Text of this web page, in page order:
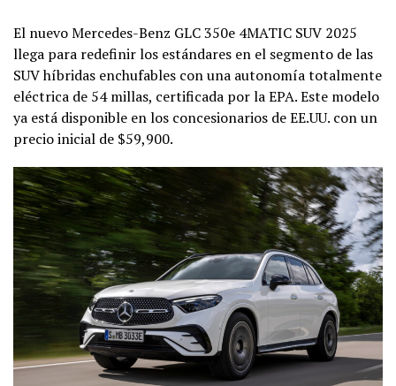
El nuevo Mercedes-Benz GLC 350e 4MATIC SUV 2025
llega para redefinir los estándares en el segmento de las
SUV híbridas enchufables con una autonomía totalmente
eléctrica de 54 millas, certificada por la EPA. Este modelo
ya está disponible en los concesionarios de EE.UU. con un
precio inicial de $59,900.